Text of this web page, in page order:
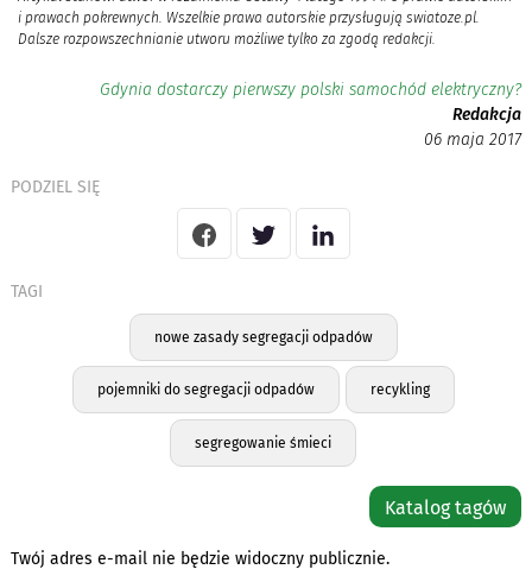
i prawach pokrewnych. Wszelkie prawa autorskie przysługują swiatoze.pl.
Dalsze rozpowszechnianie utworu możliwe tylko za zgodą redakcji.
Gdynia dostarczy pierwszy polski samochód elektryczny?
Redakcja
06 maja 2017
PODZIEL SIĘ
TAGI
nowe zasady segregacji odpadów
pojemniki do segregacji odpadów recykling
segregowanie śmieci
Katalog tagów
Twój adres e-mail nie będzie widoczny publicznie.